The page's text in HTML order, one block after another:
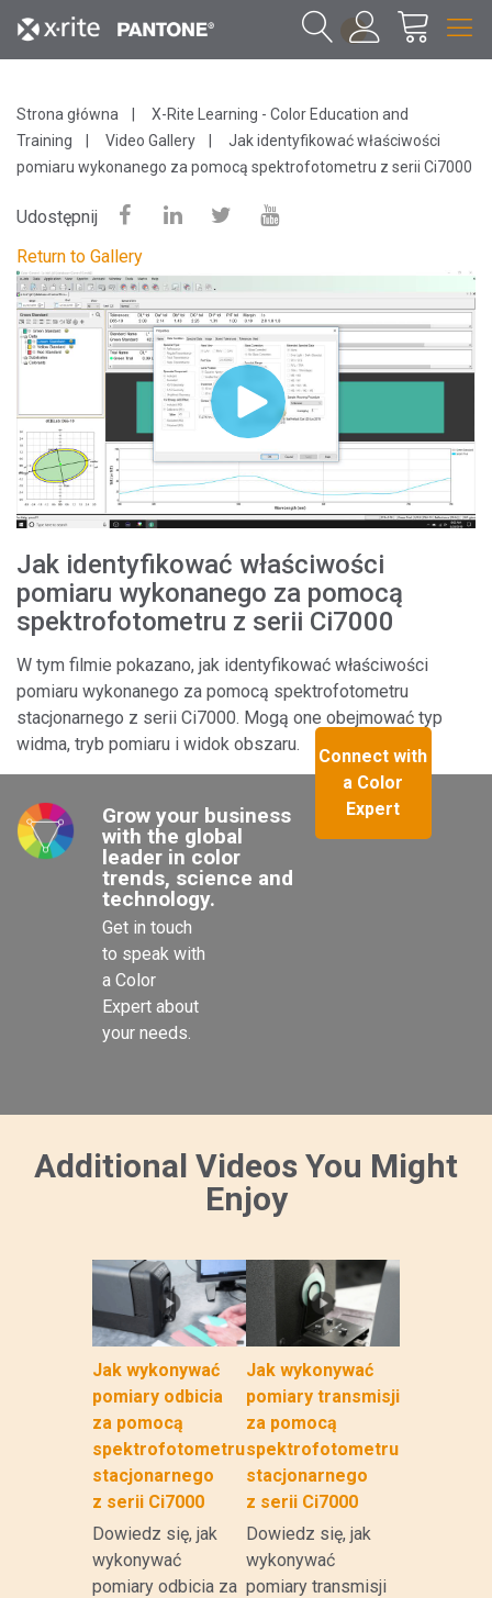
1
Strona główna
X-Rite Learning - Color Education and
Training
Video Gallery
Jak identyfikować właściwości
pomiaru wykonanego za pomocą spektrofotometru z serii Ci7000
Udostępnij
Return to Gallery
Jak identyfikować właściwości
pomiaru wykonanego za pomocą
spektrofotometru z serii Ci7000
W tym filmie pokazano, jak identyfikować właściwości
pomiaru wykonanego za pomocą spektrofotometru
stacjonarnego z serii Ci7000. Mogą one obejmować typ
widma, tryb pomiaru i widok obszaru.
Grow your business
with the global
leader in color
trends, science and
technology.
Get in touch
to speak with
a Color
Expert about
your needs.
Connect with
a Color
Expert
Additional Videos You Might
Enjoy
Jak wykonywać
pomiary odbicia
za pomocą
spektrofotometru
stacjonarnego
z serii Ci7000
Dowiedz się, jak
wykonywać
pomiary odbicia za
Jak wykonywać
pomiary transmisji
za pomocą
spektrofotometru
stacjonarnego
z serii Ci7000
Dowiedz się, jak
wykonywać
pomiary transmisji